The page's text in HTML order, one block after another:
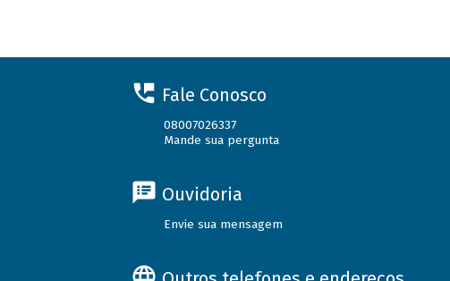
Fale Conosco
08007026337
Mande sua pergunta
Ouvidoria
Envie sua mensagem